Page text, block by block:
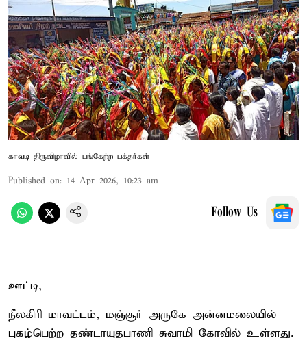
காவடி திருவிழாவில் பங்கேற்ற பக்தர்கள்
Published on: 14 Apr 2026, 10:23 am
Follow Us
ஊட்டி,
நீலகிரி மாவட்டம், மஞ்சூர் அருகே அன்னமலையில்
புகழ்பெற்ற தண்டாயுதபாணி சுவாமி கோவில் உள்ளது.